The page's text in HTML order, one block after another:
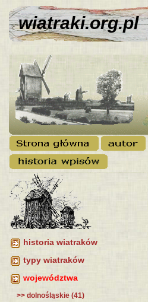
wiatraki.org.pl
historia wiatraków
typy wiatraków
województwa
>> dolnośląskie (41)